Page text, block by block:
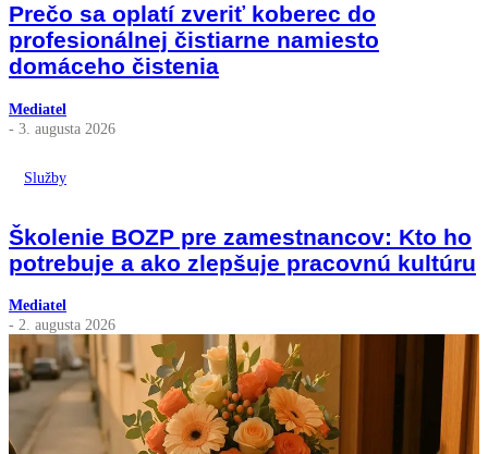
Prečo sa oplatí zveriť koberec do
profesionálnej čistiarne namiesto
domáceho čistenia
Mediatel
- 3. augusta 2026
Služby
Školenie BOZP pre zamestnancov: Kto ho
potrebuje a ako zlepšuje pracovnú kultúru
Mediatel
- 2. augusta 2026